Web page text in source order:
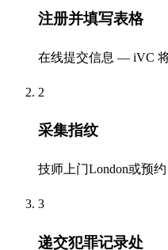
注册并填写表格
在线提交信息 — iVC
2
采集指纹
技师上门London或预
3
递交犯罪记录处